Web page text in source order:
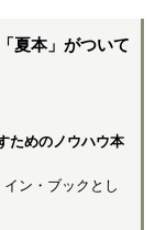
夏本」がついて
ためのノウハウ本
ン・ブックとし